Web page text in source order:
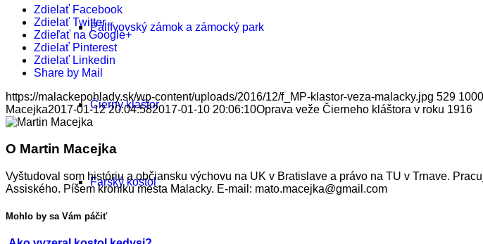
Pálffyovský zámok a zámocký park
Čierny kláštor
Farský kostol
Zdielať Facebook
Zdielať Twitter
Zdieľať na Google+
Zdielať Pinterest
Zdielať Linkedin
Share by Mail
https://malackepohlady.sk/wp-content/uploads/2016/12/f_MP-klastor-veza-malacky.jpg 529 1000
Macejka2017-01-12 20:04:582017-01-10 20:06:10Oprava veže Čierneho kláštora v roku 1916
O Martin Macejka
Vyštudoval som históriu a občiansku výchovu na UK v Bratislave a právo na TU v Trnave.
Assiského. Píšem kroniku mesta Malacky. E-mail: mato.macejka@gmail.com
Mohlo by sa Vám páčiť